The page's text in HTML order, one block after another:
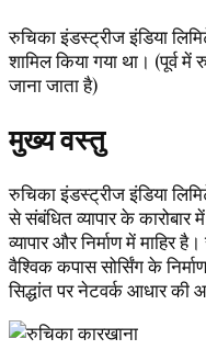
रुचिका इंडस्ट्रीज इंडिया
शामिल किया गया था। (पूर्व
जाना जाता है)
मुख्य वस्तु
रुचिका इंडस्ट्रीज इंडिया
से संबंधित व्यापार के
व्यापार और निर्माण में माहिर
वैश्विक कपास सोर्सिंग के
सिद्धांत पर नेटवर्क आधार की